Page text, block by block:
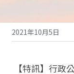
2021年10月5日